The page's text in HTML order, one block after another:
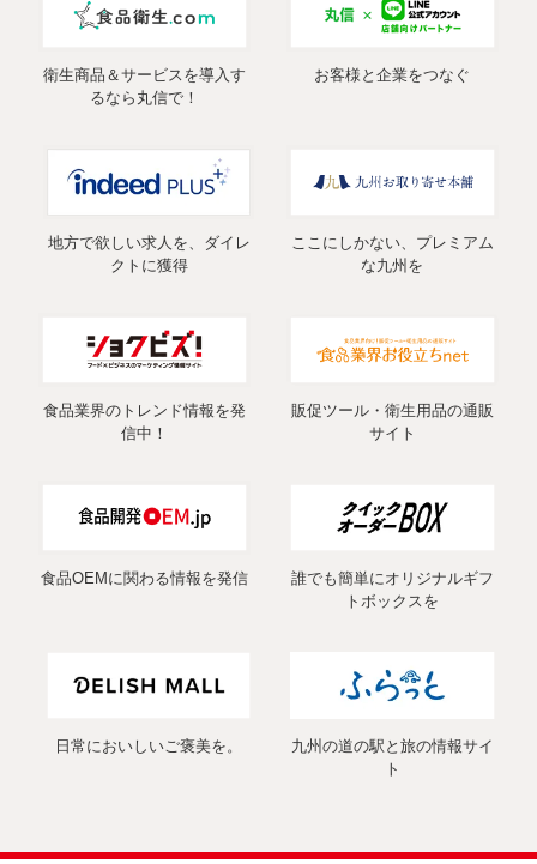
衛生商品＆サービスを導入す
るなら丸信で！
お客様と企業をつなぐ
地方で欲しい求人を、ダイレ
クトに獲得
ここにしかない、プレミアム
な九州を
食品業界のトレンド情報を発
信中！
販促ツール・衛生用品の通販
サイト
食品OEMに関わる情報を発信
誰でも簡単にオリジナルギフ
トボックスを
日常においしいご褒美を。
九州の道の駅と旅の情報サイ
ト